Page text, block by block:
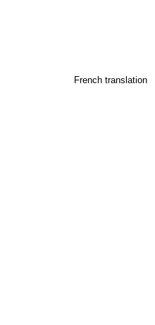
French translation